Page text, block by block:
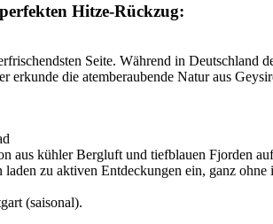
Hitze-Rückzug:
Seite. Während in
erkunde die atemberaubende Natur aus
aus kühler Bergluft und tiefblauen Fjorden
zu aktiven Entdeckungen ein, ganz
(saisonal).